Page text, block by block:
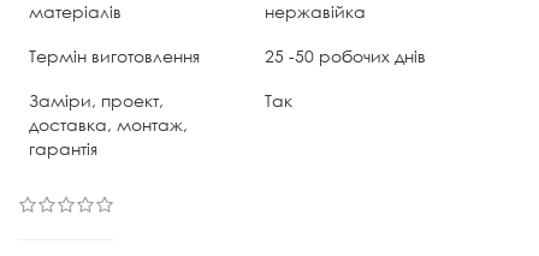
матеріалів
нержавійка
Термін виготовлення
25 -50 робочих днів
Заміри, проект,
доставка, монтаж,
гарантія
Так